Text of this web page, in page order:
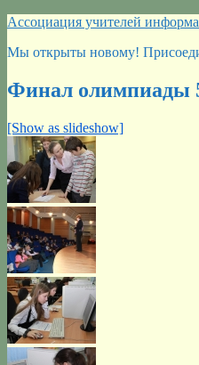
Перейти
содержимому
Ассоциация учителей
Мы открыты новому!
Финал олимпиады
[Show as slideshow]